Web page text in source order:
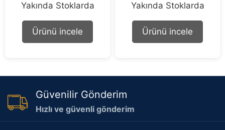
o
t
f
Yakında Stoklarda
Ürünü incele
o
t
f
Yakında Stoklarda
Ürünü incele
Güvenilir Gönderim
Hızlı ve güvenli gönderim